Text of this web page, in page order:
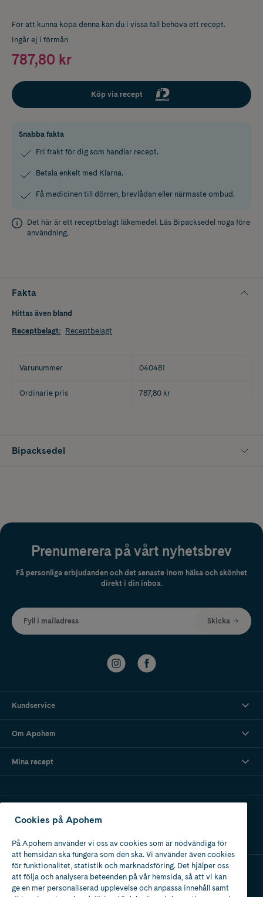
För att kunna köpa denna kan du i vissa fall behöva ett recept.
Ingår ej i förmån
787,80 kr
Köp via recept
Snabba fakta
Fri frakt för dig som handlar recept.
Betala enkelt med Klarna.
Få medicinen till dörren, brevlådan eller närmaste ombud.
Det här är ett receptbelagt läkemedel. Läs Bipacksedel noga före
användning.
Fakta
Hittas även bland
Receptbelagt: Receptbelagt
Varunummer 040481
Ordinarie pris 787,80 kr
Bipacksedel
Prenumerera på vårt nyhetsbrev
Få personliga erbjudanden och det senaste inom hälsa och skönhet
direkt i din inbox.
Fyll i mailadress Skicka
Kundservice
Om Apohem
Mina recept
Apotek med tillstånd
av Läkemedelsverket
Cookies på Apohem
På Apohem använder vi oss av cookies som är nödvändiga för
att hemsidan ska fungera som den ska. Vi använder även cookies
för funktionalitet, statistik och marknadsföring. Det hjälper oss
att följa och analysera beteenden på vår hemsida, så att vi kan
ge en mer personaliserad upplevelse och anpassa innehåll samt